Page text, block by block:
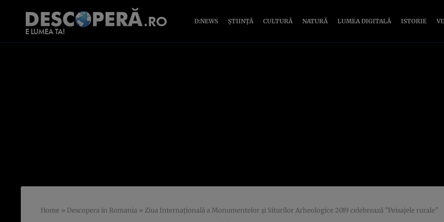
D:NEWS ȘTIINȚĂ CULTURĂ NATURĂ LUMEA DIGITALĂ ISTORIE
Home » Descopera in Romania » Ziua Internaţională a Monumentelor şi Siturilor Arheologice 2019 celebrează ”Peisajele rurale”